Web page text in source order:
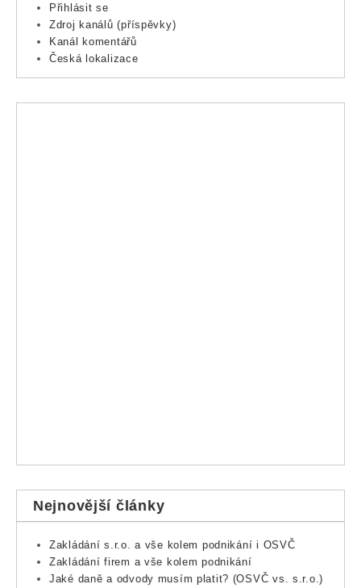
Přihlásit se
Zdroj kanálů (příspěvky)
Kanál komentářů
Česká lokalizace
Nejnovější články
Zakládání s.r.o. a vše kolem podnikání i OSVČ
Zakládání firem a vše kolem podnikání
Jaké daně a odvody musím platit? (OSVČ vs. s.r.o.)